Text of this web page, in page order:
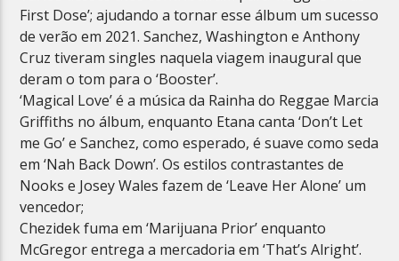
First Dose’;ajudando a tornar esseálbum um sucesso
de verão em 2021. Sanchez, Washington e Anthony
Cruz tiveram singles naquelaviagem inaugural que
deram o tom para o ‘Booster’.
‘Magical Love’ é a música da Rainha do Reggae Marcia
Griffiths no álbum, enquanto Etana canta‘Don’t Let
me Go’ e Sanchez, como esperado, é suave como seda
em ‘Nah Back Down’.Os estilos contrastantes de
Nooks e Josey Wales fazem de ‘Leave Her Alone’ um
vencedor;
Chezidek fuma em ‘Marijuana Prior’ enquanto
McGregor entrega a mercadoria em ‘That’sAlright’.